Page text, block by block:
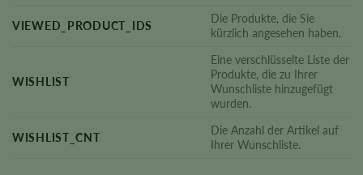
VIEWED_PRODUCT_IDS
Die Produkte, die Sie
kürzlich angesehen haben.
WISHLIST
Eine verschlüsselte Liste der
Produkte, die zu Ihrer
Wunschliste hinzugefügt
wurden.
WISHLIST_CNT
Die Anzahl der Artikel auf
Ihrer Wunschliste.